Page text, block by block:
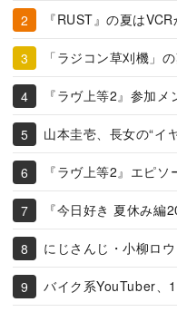
『RUST』の夏は
「ラジコン草刈機」
『ラヴ上等2』参加
山本圭壱、長女の“イ
『ラヴ上等2』エピ
『今日好き 夏休み編
にじさんじ・小柳ロ
バイク系YouTuber、